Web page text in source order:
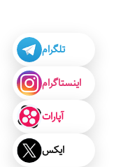
تلگرام
اینستاگرام
آپارات
ایکس